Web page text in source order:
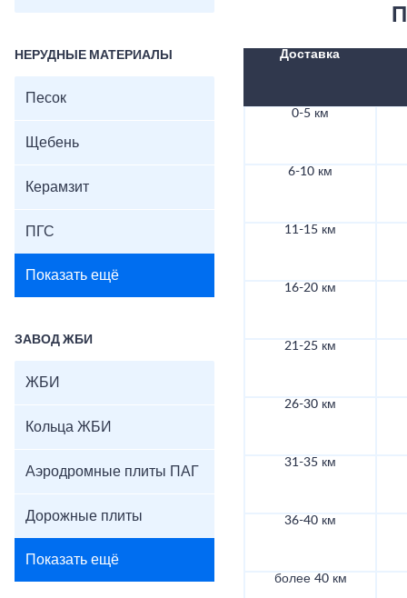
НЕРУДНЫЕ МАТЕРИАЛЫ
Песок
Щебень
Керамзит
ПГС
Показать ещё
ЗАВОД ЖБИ
ЖБИ
Кольца ЖБИ
Аэродромные плиты ПАГ
Дорожные плиты
Показать ещё
Доставка
0-5 км
6-10 км
11-15 км
16-20 км
21-25 км
26-30 км
31-35 км
36-40 км
более 40 км